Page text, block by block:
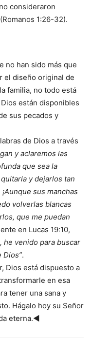
consideraron
1:26-32).
no han sido más que
el diseño original de
familia, no todo está
están disponibles
sus pecados y
de Dios a través
y aclaremos las
que sea la
y dejarlos tan
sus manchas
volverlas blancas
que me puedan
en Lucas 19:10,
he venido para buscar
Dios”.
Dios está dispuesto a
en esa
tener una sana y
Hágalo hoy su Señor
eterna.◄